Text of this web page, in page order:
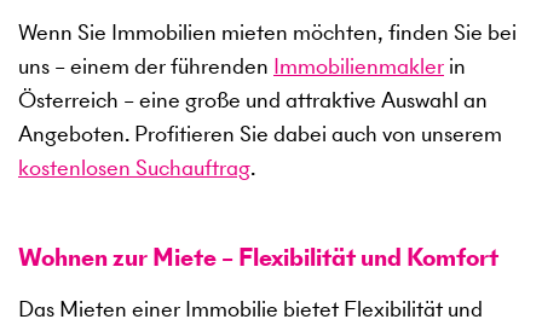
Wenn Sie Immobilien mieten möchten, finden Sie bei
uns – einem der führenden Immobilienmakler in
Österreich – eine große und attraktive Auswahl an
Angeboten. Profitieren Sie dabei auch von unserem
kostenlosen Suchauftrag.
Wohnen zur Miete – Flexibilität und Komfort
Das Mieten einer Immobilie bietet Flexibilität und